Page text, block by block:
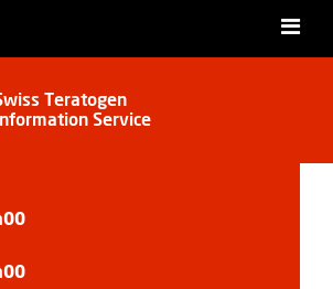
Teratogen
Information Service